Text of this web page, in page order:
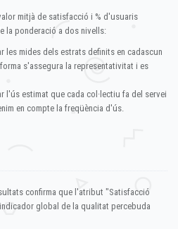
mitjà de satisfacció i % d'usuaris
la ponderació a dos nivells:
les mides dels estrats definits en cadascun
s'assegura la representativitat i es
l'ús estimat que cada col·lectiu fa del servei
en compte la freqüència d'ús.
confirma que l'atribut "Satisfacció
global de la qualitat percebuda